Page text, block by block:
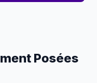
Posées